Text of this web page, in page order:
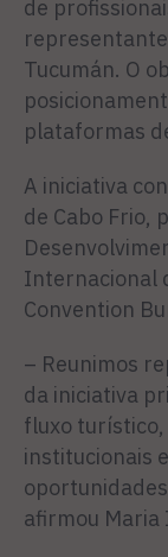
de
Tucumán. O
plataformas
A iniciativa
de Cabo Frio,
Internacional
Convention
– Reunimos
da iniciativa
fluxo
institucionais
afirmou Maria